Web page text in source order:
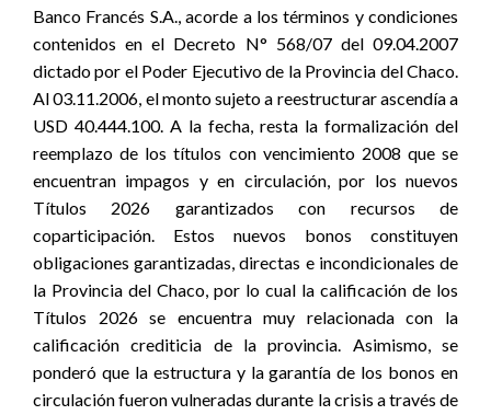
Banco Francés S.A., acorde a los términos y condiciones
contenidos en el Decreto N° 568/07 del 09.04.2007
dictado por el Poder Ejecutivo de la Provincia del Chaco.
Al 03.11.2006, el monto sujeto a reestructurar ascendía a
USD 40.444.100. A la fecha, resta la formalización del
reemplazo de los títulos con vencimiento 2008 que se
encuentran impagos y en circulación, por los nuevos
Títulos 2026 garantizados con recursos de
coparticipación. Estos nuevos bonos constituyen
obligaciones garantizadas, directas e incondicionales de
la Provincia del Chaco, por lo cual la calificación de los
Títulos 2026 se encuentra muy relacionada con la
calificación crediticia de la provincia. Asimismo, se
ponderó que la estructura y la garantía de los bonos en
circulación fueron vulneradas durante la crisis a través de